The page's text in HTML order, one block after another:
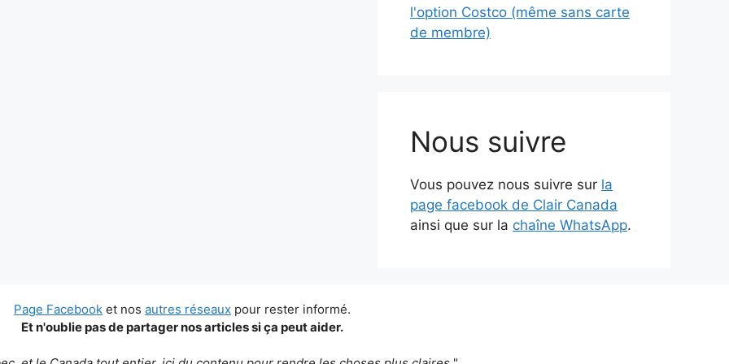
l'option Costco (même sans carte
de membre)
Nous suivre
Vous pouvez nous suivre sur la
page facebook de Clair Canada
ainsi que sur la chaîne WhatsApp.
Page Facebook et nos autres réseaux pour rester informé.
Et n'oublie pas de partager nos articles si ça peut aider.